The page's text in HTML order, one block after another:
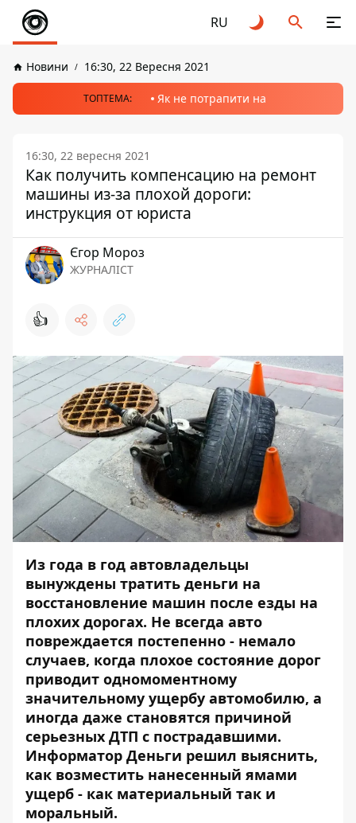
RU
Новини 16:30, 22 Вересня 2021
ТОПТЕМА: Як не потрапити на
16:30, 22 вересня 2021
Как получить компенсацию на ремонт
машины из-за плохой дороги:
инструкция от юриста
Єгор Мороз
ЖУРНАЛІСТ
👍
Из года в год автовладельцы
вынуждены тратить деньги на
восстановление машин после езды на
плохих дорогах. Не всегда авто
повреждается постепенно - немало
случаев, когда плохое состояние дорог
приводит одномоментному
значительному ущербу автомобилю, а
иногда даже становятся причиной
серьезных ДТП с пострадавшими.
Информатор Деньги решил выяснить,
как возместить нанесенный ямами
ущерб - как материальный так и
моральный.